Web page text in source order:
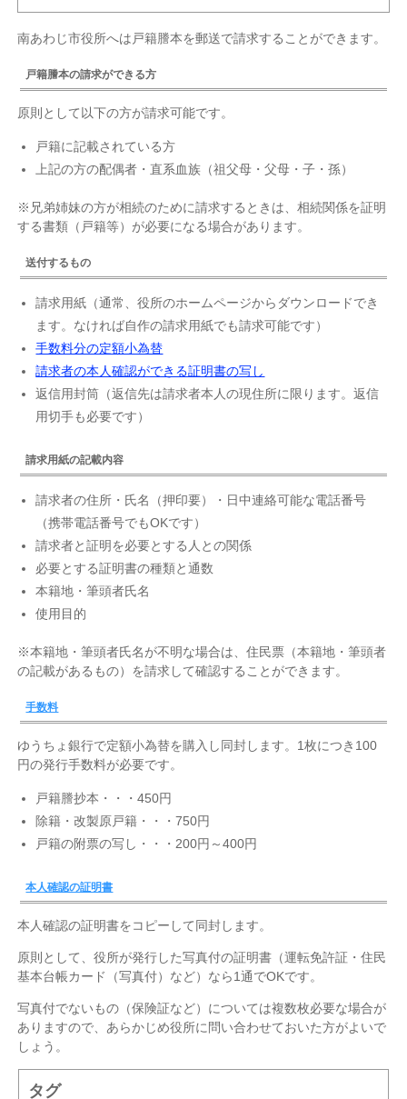
南あわじ市役所へは戸籍謄本を郵送で請求することができます。
戸籍謄本の請求ができる方
原則として以下の方が請求可能です。
戸籍に記載されている方
上記の方の配偶者・直系血族（祖父母・父母・子・孫）
※兄弟姉妹の方が相続のために請求するときは、相続関係を証明
する書類（戸籍等）が必要になる場合があります。
送付するもの
請求用紙（通常、役所のホームページからダウンロードでき
ます。なければ自作の請求用紙でも請求可能です）
手数料分の定額小為替
請求者の本人確認ができる証明書の写し
返信用封筒（返信先は請求者本人の現住所に限ります。返信
用切手も必要です）
請求用紙の記載内容
請求者の住所・氏名（押印要）・日中連絡可能な電話番号
（携帯電話番号でもOKです）
請求者と証明を必要とする人との関係
必要とする証明書の種類と通数
本籍地・筆頭者氏名
使用目的
※本籍地・筆頭者氏名が不明な場合は、住民票（本籍地・筆頭者
の記載があるもの）を請求して確認することができます。
手数料
ゆうちょ銀行で定額小為替を購入し同封します。1枚につき100
円の発行手数料が必要です。
戸籍謄抄本・・・450円
除籍・改製原戸籍・・・750円
戸籍の附票の写し・・・200円～400円
本人確認の証明書
本人確認の証明書をコピーして同封します。
原則として、役所が発行した写真付の証明書（運転免許証・住民
基本台帳カード（写真付）など）なら1通でOKです。
写真付でないもの（保険証など）については複数枚必要な場合が
ありますので、あらかじめ役所に問い合わせておいた方がよいで
しょう。
タグ